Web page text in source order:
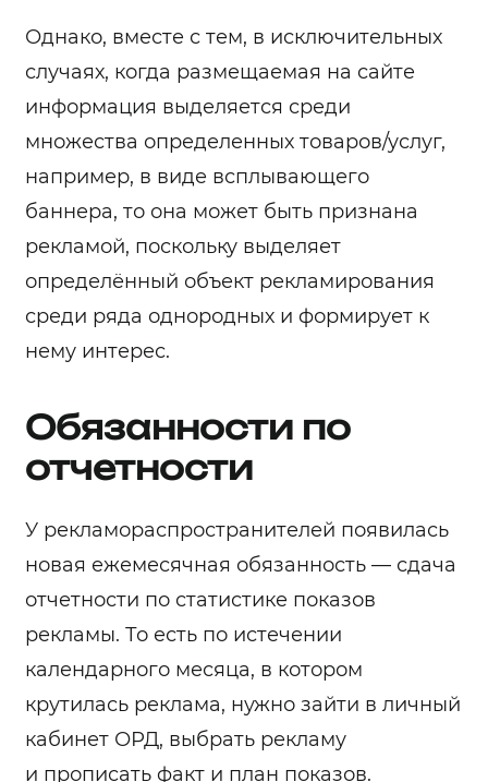
Однако, вместе с тем, в исключительных
случаях, когда размещаемая на сайте
информация выделяется среди
множества определенных товаров/услуг,
например, в виде всплывающего
баннера, то она может быть признана
рекламой, поскольку выделяет
определённый объект рекламирования
среди ряда однородных и формирует к
нему интерес.
Обязанности по
отчетности
У рекламораспространителей появилась
новая ежемесячная обязанность — сдача
отчетности по статистике показов
рекламы. То есть по истечении
календарного месяца, в котором
крутилась реклама, нужно зайти в личный
кабинет ОРД, выбрать рекламу
и прописать факт и план показов.